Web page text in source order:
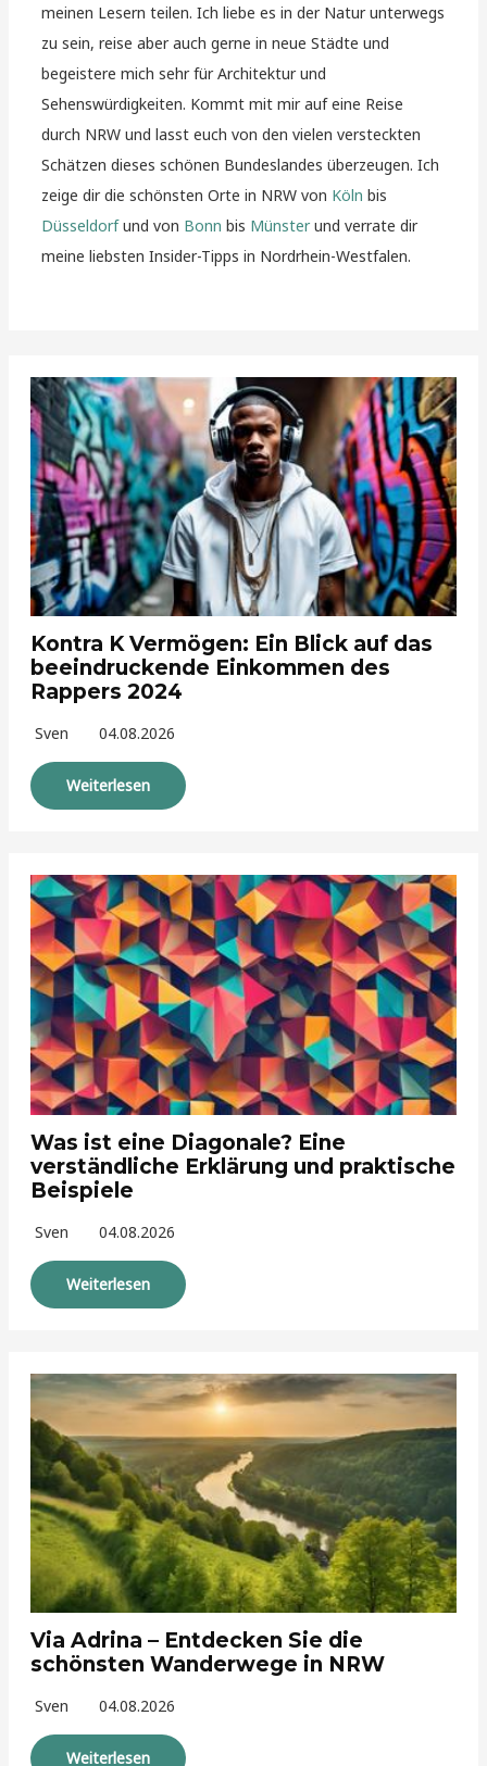
meinen Lesern teilen. Ich liebe es in der Natur unterwegs
zu sein, reise aber auch gerne in neue Städte und
begeistere mich sehr für Architektur und
Sehenswürdigkeiten. Kommt mit mir auf eine Reise
durch NRW und lasst euch von den vielen versteckten
Schätzen dieses schönen Bundeslandes überzeugen. Ich
zeige dir die schönsten Orte in NRW von Köln bis
Düsseldorfund von Bonn bis Münsterund verrate dir
meine liebsten Insider-Tipps in Nordrhein-Westfalen.
Kontra K Vermögen: Ein Blick auf das
beeindruckende Einkommen des
Rappers 2024
Sven 04.08.2026
Weiterlesen
Was ist eine Diagonale? Eine
verständliche Erklärung und praktische
Beispiele
Sven 04.08.2026
Weiterlesen
Via Adrina – Entdecken Sie die
schönsten Wanderwege in NRW
Sven 04.08.2026
Weiterlesen